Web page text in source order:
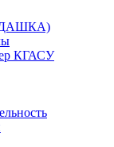
(ДАШКА)
КГАСУ